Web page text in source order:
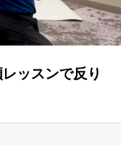
ッスンで反り